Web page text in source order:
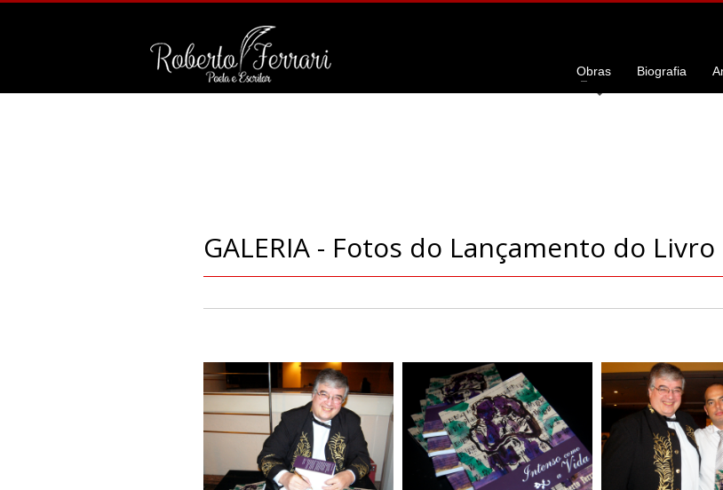
Obras Biografia
GALERIA - Fotos do Lançamento do